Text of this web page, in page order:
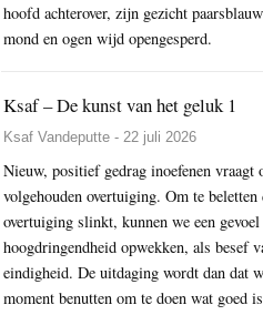
hoofd achterover, zijn gezicht
mond en ogen wijd opengesperd.
Ksaf – De kunst van het geluk 1
Ksaf Vandeputte - 22 juli 2026
Nieuw, positief gedrag inoefenen vraagt
volgehouden overtuiging. Om te beletten
overtuiging slinkt, kunnen we een
hoogdringendheid opwekken, als besef
eindigheid. De uitdaging wordt dan dat
moment benutten om te doen wat goed